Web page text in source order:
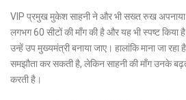
VIP प्रमुख मुकेश साहनी ने और भी सख्त रुख अपनाया
लगभग 60 सीटों की माँग की है और यह भी स्पष्ट किया
उन्हें उप मुख्यमंत्री बनाया जाए। हालांकि माना जा रहा
समझौता कर सकती है, लेकिन साहनी की माँग उनके
करती है।